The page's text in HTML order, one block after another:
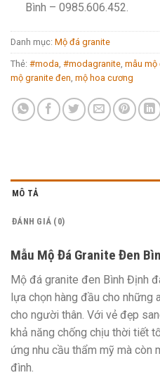
Bình – 0985.606.452.
Danh mục: Mộ đá granite
Thẻ: #moda, #modagranite, mẫu mộ
mộ granite đen, mộ hoa cương
MÔ TẢ
ĐÁNH GIÁ (0)
Mẫu Mộ Đá Granite Đen
Mộ đá granite đen Bình Định
lựa chọn hàng đầu cho những
cho người thân. Với vẻ đẹp
khả năng chống chịu thời tiết
ứng nhu cầu thẩm mỹ mà còn
đình.